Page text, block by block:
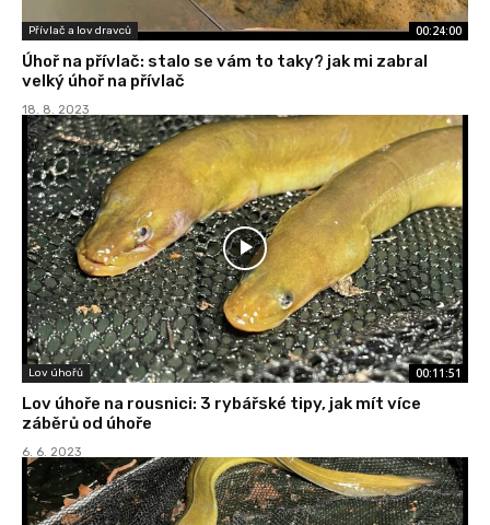
Přívlač a lov dravců 00:24:00
Úhoř na přívlač: stalo se vám to taky? jak mi zabral
velký úhoř na přívlač
18. 8. 2023
Lov úhořů 00:11:51
Lov úhoře na rousnici: 3 rybářské tipy, jak mít více
záběrů od úhoře
6. 6. 2023